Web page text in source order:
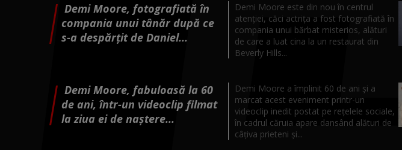
Demi Moore, fotografiată în
compania unui tânăr după ce
s-a despărțit de Daniel...
Demi Moore este din nou în centrul
atenției, căci actrița a fost fotografiată în
compania unui bărbat misterios, alături
de care a luat cina la un restaurat din
Beverly Hills...
Demi Moore, fabuloasă la 60
de ani, într-un videoclip filmat
la ziua ei de naștere...
Demi Moore a împlinit 60 de ani și a
marcat acest eveniment printr-un
videoclip inedit postat pe rețelele sociale,
în cadrul căruia apare dansând alături de
câțiva prieteni și...